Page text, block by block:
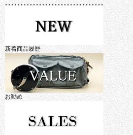
新着商品履歴
お勧め